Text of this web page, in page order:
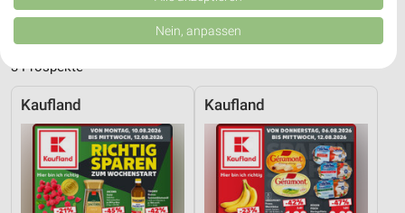
Reisen & Tourismus Angebote und Prospekte
3 Prospekte
Kaufland Kaufland
von Inhalten.
Daten können außerhalb der Europäischen Union weitergegeben und in die
Website/App.
Partnerliste anzeigen (1 IAB-Anbieter)
IAB-Verarbeitungszwecke:
Speichern von oder Zugriff auf Informationen
auf einem Endgerät
Nein, anpassen